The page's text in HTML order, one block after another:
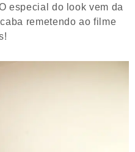
especial do look vem da
remetendo ao filme